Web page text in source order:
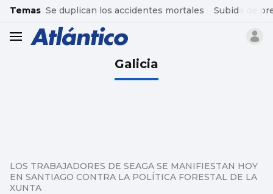
common.go-to-content
Temas Se duplican los accidentes mortales Subida de
header.menu.open
Galicia
LOS TRABAJADORES DE SEAGA SE MANIFIESTAN HOY
EN SANTIAGO CONTRA LA POLÍTICA FORESTAL DE LA
XUNTA